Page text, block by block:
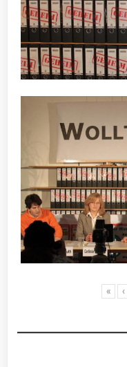
« ‹